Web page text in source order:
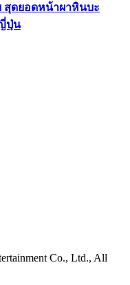
สุดยอดหน้าผาหินบะ
ปุ่น
Co., Ltd., All